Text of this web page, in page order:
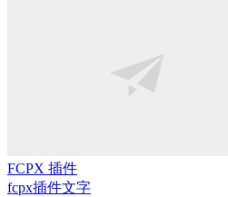
FCPX 插件
fcpx插件文字